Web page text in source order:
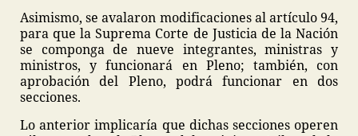
Asimismo, se avalaron modificaciones al artículo 94,
para que la Suprema Corte de Justicia de la Nación
se componga de nueve integrantes, ministras y
ministros, y funcionará en Pleno; también, con
aprobación del Pleno, podrá funcionar en dos
secciones.
Lo anterior implicaría que dichas secciones operen